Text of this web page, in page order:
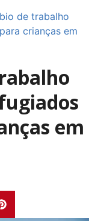
de trabalho
crianças em
em